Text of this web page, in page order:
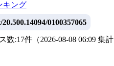
キング
0100357065
数:17件 （2026-08-08 06:09 集計